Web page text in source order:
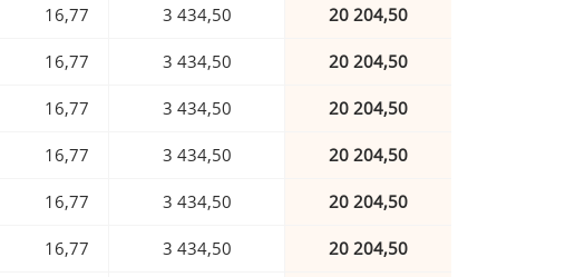
16,77 3 434,50 20 204,50
16,77 3 434,50 20 204,50
16,77 3 434,50 20 204,50
16,77 3 434,50 20 204,50
16,77 3 434,50 20 204,50
16,77 3 434,50 20 204,50